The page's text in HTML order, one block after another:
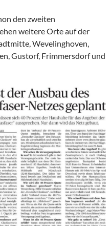
den zweiten
weitere Orte auf der
Wevelinghoven,
Gustorf, Frimmersdorf und